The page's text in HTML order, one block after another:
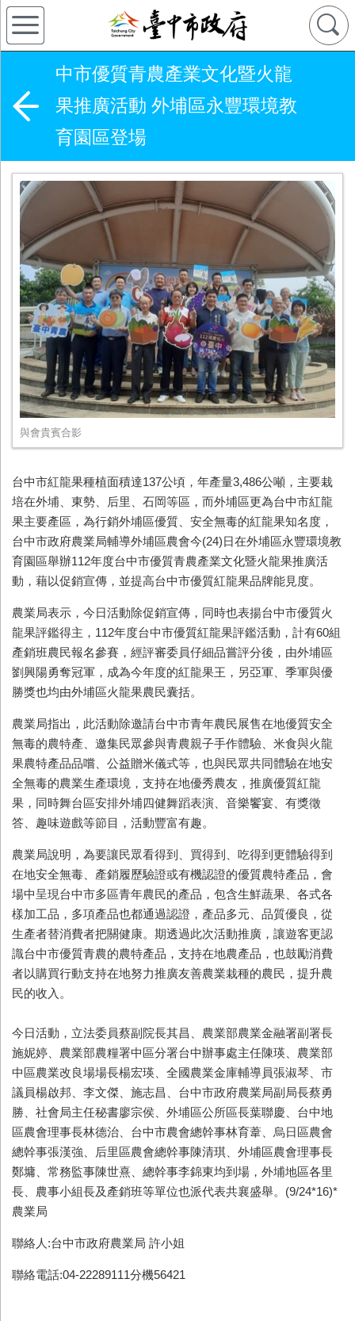
中市優質青農產業文化暨火龍
果推廣活動 外埔區永豐環境教
育園區登場
與會貴賓合影
台中市紅龍果種植面積達137公頃，年產量3,486公噸，主要栽
培在外埔、東勢、后里、石岡等區，而外埔區更為台中市紅龍
果主要產區，為行銷外埔區優質、安全無毒的紅龍果知名度，
台中市政府農業局輔導外埔區農會今(24)日在外埔區永豐環境教
育園區舉辦112年度台中市優質青農產業文化暨火龍果推廣活
動，藉以促銷宣傳，並提高台中市優質紅龍果品牌能見度。
農業局表示，今日活動除促銷宣傳，同時也表揚台中市優質火
龍果評鑑得主，112年度台中市優質紅龍果評鑑活動，計有60組
產銷班農民報名參賽，經評審委員仔細品嘗評分後，由外埔區
劉興陽勇奪冠軍，成為今年度的紅龍果王，另亞軍、季軍與優
勝獎也均由外埔區火龍果農民囊括。
農業局指出，此活動除邀請台中市青年農民展售在地優質安全
無毒的農特產、邀集民眾參與青農親子手作體驗、米食與火龍
果農特產品品嚐、公益贈米儀式等，也與民眾共同體驗在地安
全無毒的農業生產環境，支持在地優秀農友，推廣優質紅龍
果，同時舞台區安排外埔四健舞蹈表演、音樂饗宴、有獎徵
答、趣味遊戲等節目，活動豐富有趣。
農業局說明，為要讓民眾看得到、買得到、吃得到更體驗得到
在地安全無毒、產銷履歷驗證或有機認證的優質農特產品，會
場中呈現台中市多區青年農民的產品，包含生鮮蔬果、各式各
樣加工品，多項產品也都通過認證，產品多元、品質優良，從
生產者替消費者把關健康。期透過此次活動推廣，讓遊客更認
識台中市優質青農的農特產品，支持在地農產品，也鼓勵消費
者以購買行動支持在地努力推廣友善農業栽種的農民，提升農
民的收入。
今日活動，立法委員蔡副院長其昌、農業部農業金融署副署長
施妮婷、農業部農糧署中區分署台中辦事處主任陳瑛、農業部
中區農業改良場場長楊宏瑛、全國農業金庫輔導員張淑琴、市
議員楊啟邦、李文傑、施志昌、台中市政府農業局副局長蔡勇
勝、社會局主任秘書廖宗侯、外埔區公所區長葉聯慶、台中地
區農會理事長林德治、台中市農會總幹事林育葦、烏日區農會
總幹事張漢強、后里區農會總幹事陳清琪、外埔區農會理事長
鄭墉、常務監事陳世熹、總幹事李錦東均到場，外埔地區各里
長、農事小組長及產銷班等單位也派代表共襄盛舉。(9/24*16)*
農業局
聯絡人:台中市政府農業局 許小姐
聯絡電話:04-22289111分機56421